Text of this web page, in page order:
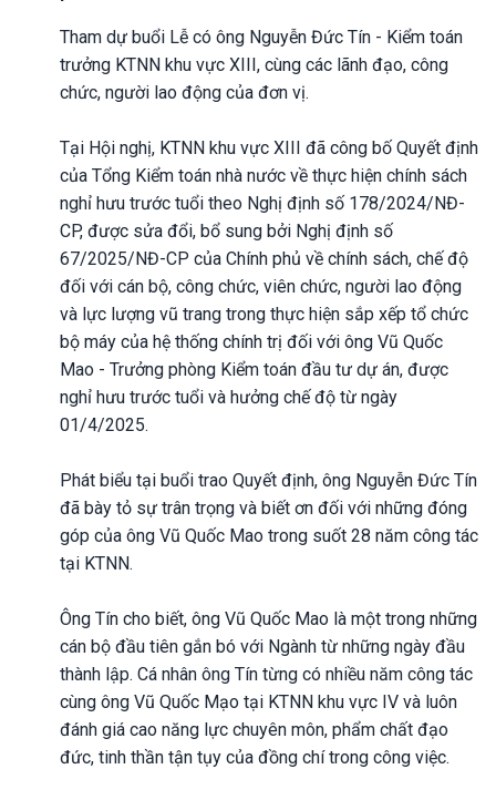
Tham dự buổi Lễ có ông Nguyễn Đức Tín - Kiểm toán
trưởng KTNN khu vực XIII, cùng các lãnh đạo, công
chức, người lao động của đơn vị.
Tại Hội nghị, KTNN khu vực XIII đã công bố Quyết định
của Tổng Kiểm toán nhà nước về thực hiện chính sách
nghỉ hưu trước tuổi theo Nghị định số 178/2024/NĐ-
CP, được sửa đổi, bổ sung bởi Nghị định số
67/2025/NĐ-CP của Chính phủ về chính sách, chế độ
đối với cán bộ, công chức, viên chức, người lao động
và lực lượng vũ trang trong thực hiện sắp xếp tổ chức
bộ máy của hệ thống chính trị đối với ông Vũ Quốc
Mao - Trưởng phòng Kiểm toán đầu tư dự án, được
nghỉ hưu trước tuổi và hưởng chế độ từ ngày
01/4/2025.
Phát biểu tại buổi trao Quyết định, ông Nguyễn Đức Tín
đã bày tỏ sự trân trọng và biết ơn đối với những đóng
góp của ông Vũ Quốc Mao trong suốt 28 năm công tác
tại KTNN.
Ông Tín cho biết, ông Vũ Quốc Mao là một trong những
cán bộ đầu tiên gắn bó với Ngành từ những ngày đầu
thành lập. Cá nhân ông Tín từng có nhiều năm công tác
cùng ông Vũ Quốc Mạo tại KTNN khu vực IV và luôn
đánh giá cao năng lực chuyên môn, phẩm chất đạo
đức, tinh thần tận tụy của đồng chí trong công việc.